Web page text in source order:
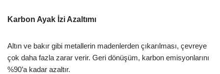
Karbon Ayak İzi Azaltımı
Altın ve bakır gibi metallerin madenlerden çıkarılması, çevreye
çok daha fazla zarar verir. Geri dönüşüm, karbon emisyonlarını
%90’a kadar azaltır.